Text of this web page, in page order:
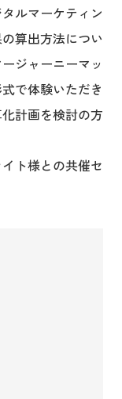
ルマーケティン
算出方法につい
ジャーニーマッ
で体験いただき
計画を検討の方
ト様との共催セ